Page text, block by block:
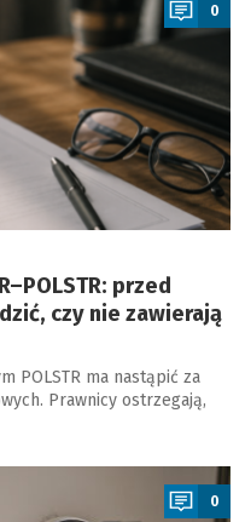
0
przed
czy nie zawierają
POLSTR ma nastąpić za
Prawnicy ostrzegają,
0